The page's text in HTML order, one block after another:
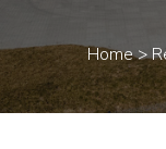
Home>